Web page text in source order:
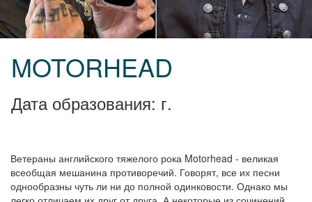
MOTORHEAD
Дата образования: г.
Ветераны английского тяжелого рока Motorhead - великая
всеобщая мешанина противоречий. Говорят, все их песни
однообразны чуть ли ни до полной одинковости. Однако мы